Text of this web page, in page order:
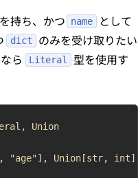
持ち、かつ name として
dict
のみを受け取りたい
ら
Literal
型を使用す
Union
"age"], Union[str,